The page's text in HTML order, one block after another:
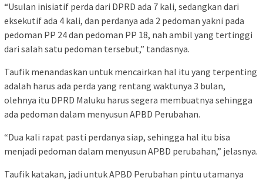
“Usulan inisiatif perda dari DPRD ada 7 kali, sedangkan dari
eksekutif ada 4 kali, dan perdanya ada 2 pedoman yakni pada
pedoman PP 24 dan pedoman PP 18, nah ambil yang tertinggi
dari salah satu pedoman tersebut,” tandasnya.
Taufik menandaskan untuk mencairkan hal itu yang terpenting
adalah harus ada perda yang rentang waktunya 3 bulan,
olehnya itu DPRD Maluku harus segera membuatnya sehingga
ada pedoman dalam menyusun APBD Perubahan.
“Dua kali rapat pasti perdanya siap, sehingga hal itu bisa
menjadi pedoman dalam menyusun APBD perubahan,” jelasnya.
Taufik katakan, jadi untuk APBD Perubahan pintu utamanya